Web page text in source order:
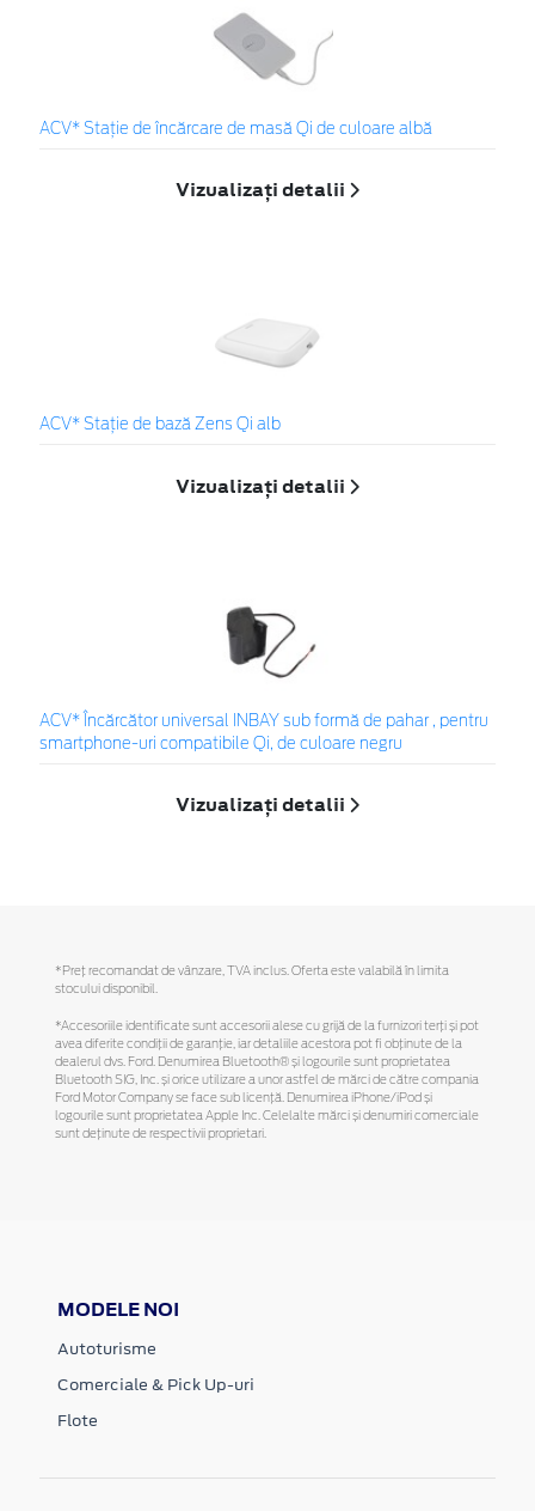
ACV* Stație de încărcare de masă Qi de culoare albă
Vizualizați detalii
ACV* Stație de bază Zens Qi alb
Vizualizați detalii
ACV* Încărcător universal INBAY sub formă de pahar , pentru
smartphone-uri compatibile Qi, de culoare negru
Vizualizați detalii
*Preţ recomandat de vânzare, TVA inclus. Oferta este valabilă în limita
stocului disponibil.
*Accesoriile identificate sunt accesorii alese cu grijă de la furnizori terți și pot
avea diferite condiții de garanție, iar detaliile acestora pot fi obținute de la
dealerul dvs. Ford. Denumirea Bluetooth® și logourile sunt proprietatea
Bluetooth SIG, Inc. și orice utilizare a unor astfel de mărci de către compania
Ford Motor Company se face sub licență. Denumirea iPhone/iPod și
logourile sunt proprietatea Apple Inc. Celelalte mărci și denumiri comerciale
sunt deținute de respectivii proprietari.
MODELE NOI
Autoturisme
Comerciale & Pick Up-uri
Flote